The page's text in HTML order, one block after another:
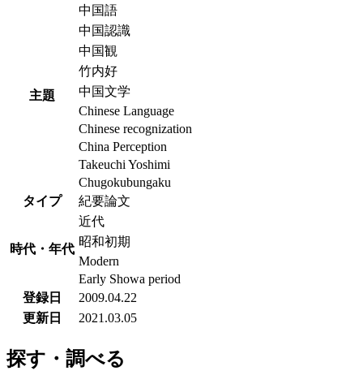
主題
中国語
中国認識
中国観
竹内好
中国文学
Chinese Language
Chinese recognization
China Perception
Takeuchi Yoshimi
Chugokubungaku
タイプ
紀要論文
時代・年代
近代
昭和初期
Modern
Early Showa period
登録日
2009.04.22
更新日
2021.03.05
探す・調べる